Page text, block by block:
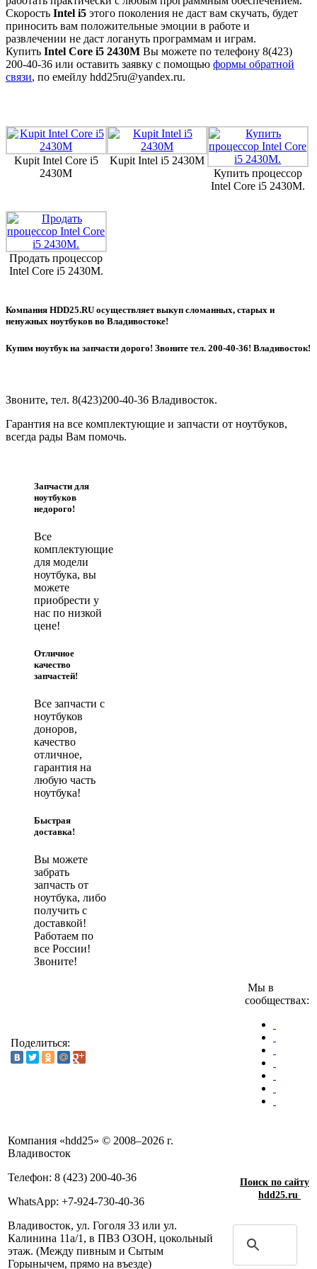
Скорость Intel i5 этого поколения не даст вам скучать, будет
приносить вам положительные эмоции в работе и
развлечении не даст логануть программам и играм.
Купить Intel Core i5 2430M Вы можете по телефону 8(423)
200-40-36 или оставить заявку с помощью формы обратной
связи, по емейлу hdd25ru@yandex.ru.
Kupit Intel Core i5
2430M
Kupit Intel i5 2430M
Купить процессор
Intel Core i5 2430M.
Продать процессор
Intel Core i5 2430M.
Компания HDD25.RU осуществляет выкуп сломанных, старых и
ненужных ноутбуков во Владивостоке!
Купим ноутбук на запчасти дорого! Звоните тел. 200-40-36! Владивосток!
Звоните, тел. 8(423)200-40-36 Владивосток.
Гарантия на все комплектующие и запчасти от ноутбуков,
всегда рады Вам помочь.
Запчасти для
ноутбуков
недорого!
Все
комплектующие
для модели
ноутбука, вы
можете
приобрести у
нас по низкой
цене!
Отличное
качество
запчастей!
Все запчасти с
ноутбуков
доноров,
качество
отличное,
гарантия на
любую часть
ноутбука!
Быстрая
доставка!
Вы можете
забрать
запчасть от
ноутбука, либо
получить с
доставкой!
Работаем по
все России!
Звоните!
Поделиться:
Мы в
сообществах:
Компания «hdd25» © 2008–2026 г.
Владивосток
Телефон: 8 (423) 200-40-36
WhatsApp: +7-924-730-40-36
Владивосток, ул. Гоголя 33 или ул.
Калинина 11а/1, в ПВЗ ОЗОН, цокольный
этаж. (Между пивным и Сытым
Горынычем, прямо на въезде)
Поиск по сайту
hdd25.ru